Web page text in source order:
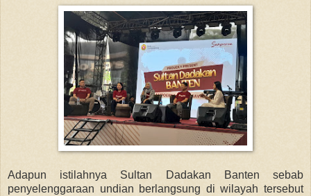
Adapun istilahnya Sultan Dadakan Banten sebab
penyelenggaraan undian berlangsung di wilayah tersebut